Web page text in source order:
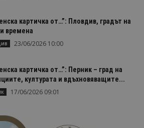
картичка от…”: Пловдив, градът на
времена
23/06/2026 10:00
картичка от…”: Перник – град на
културата и вдъхновяващите...
17/06/2026 09:01